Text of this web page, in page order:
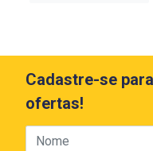
Cadastre-se
ofertas!